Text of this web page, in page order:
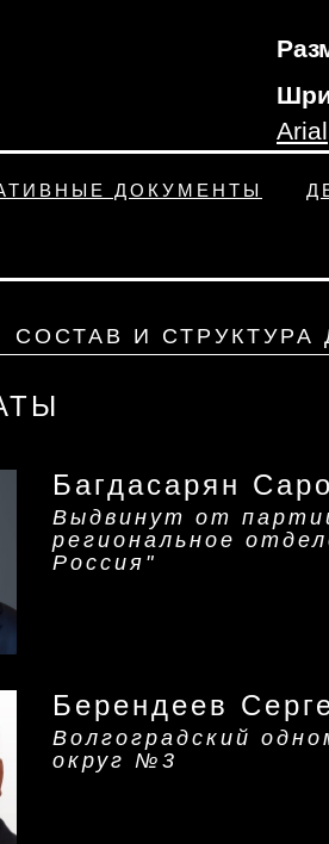
Arial
ДОКУМЕНТЫ
СОСТАВ И СТРУКТУРА
Багдасарян
Выдвинут от
региональное
Россия"
Берендеев
Волгоградский
округ №3